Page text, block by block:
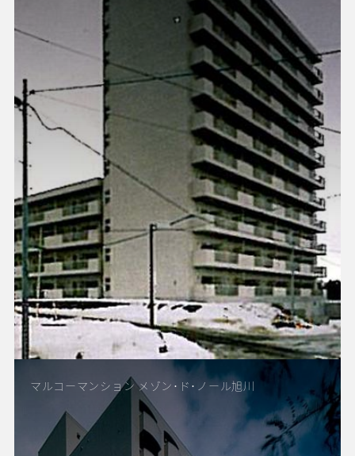
マルコーマンション メゾン･ド･ノール旭川